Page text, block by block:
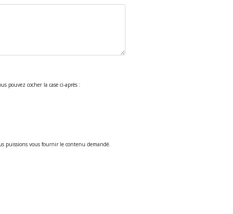
pouvez cocher la case ci-après :
puissions vous fournir le contenu demandé.